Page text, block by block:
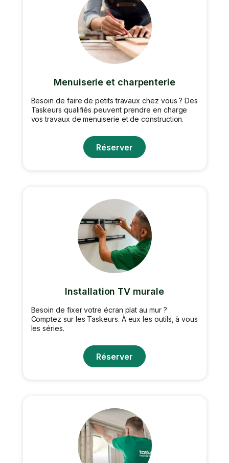
Menuiserie et charpenterie
Besoin de faire de petits travaux chez vous ? Des
Taskeurs qualifiés peuvent prendre en charge
vos travaux de menuiserie et de construction.
Réserver
Installation TV murale
Besoin de fixer votre écran plat au mur ?
Comptez sur les Taskeurs. À eux les outils, à vous
les séries.
Réserver